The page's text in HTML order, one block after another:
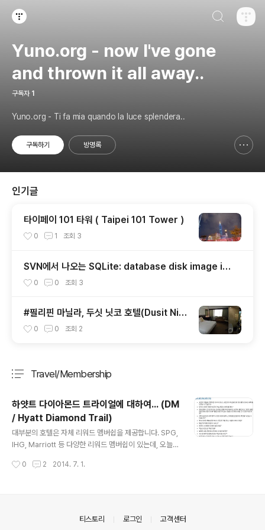
Yuno.org - now I've gone
and thrown it all away..
구독자 1
Yuno.org - Ti fa mia quando la luce splendera..
구독하기 방명록
인기글
타이페이 101 타워 ( Taipei 101 Tower )
0 1 조회 3
SVN에서 나오는 SQLite: database disk image is
malformed 오
0 0 조회 3
#필리핀 마닐라, 두싯 닛코 호텔(Dusit Nik
o Hotel)
0 0 조회 2
Travel/Membership
하얏트 다이아몬드 트라이얼에 대하여... (DM
/ Hyatt Diamond Trail)
대부분의 호텔은 자체 리워드 멤버쉽을 제공합니다. SPG,
IHG, Marriott 등 다양한 리워드 멤버쉽이 있는데, 오늘
름 최고 등급 다이아몬드 체험판입니다. 하얏트 다이아몬
료, 스위트 어워드 제공, 무료인터넷 제공, 오후 4시 레이트
0 2 2014. 7. 1.
티스토리 로그인 고객센터